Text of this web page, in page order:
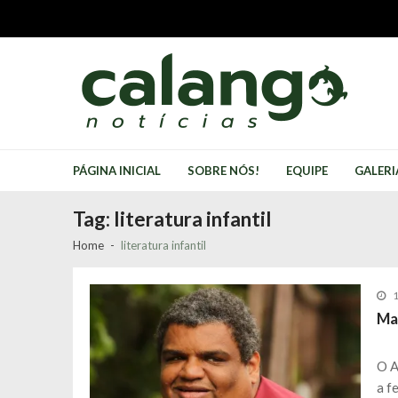
navigation
content
PÁGINA INICIAL SOBRE NÓS! EQUIPE
Tag: literatura infantil
Home literatura infantil
O
a